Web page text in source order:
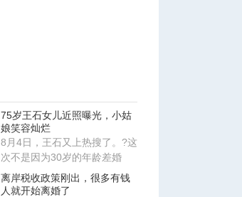
75岁王石女儿近照曝光，小姑
娘笑容灿烂
8月4日，王石又上热搜了。?这
次不是因为30岁的年龄差婚
姻，也不是因为田朴珺又说了
什
离岸税收政策刚出，很多有钱
人就开始离婚了